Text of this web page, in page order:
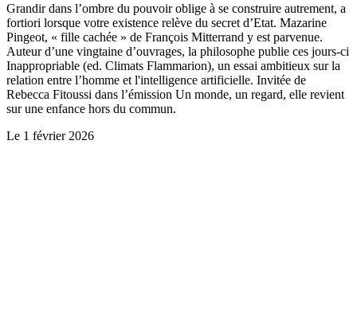
Grandir dans l’ombre du pouvoir oblige à se construire autrement, a
fortiori lorsque votre existence relève du secret d’Etat. Mazarine
Pingeot, « fille cachée » de François Mitterrand y est parvenue.
Auteur d’une vingtaine d’ouvrages, la philosophe publie ces jours-ci
Inappropriable (ed. Climats Flammarion), un essai ambitieux sur la
relation entre l’homme et l'intelligence artificielle. Invitée de
Rebecca Fitoussi dans l’émission Un monde, un regard, elle revient
sur une enfance hors du commun.
Le 1 février 2026